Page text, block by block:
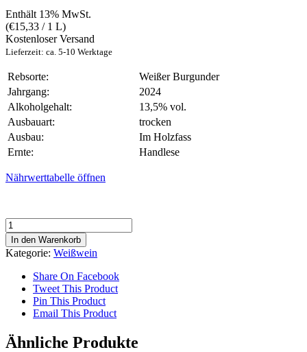
Enthält 13% MwSt.
(€15,33 / 1 L)
Kostenloser Versand
Lieferzeit: ca. 5-10 Werktage
Rebsorte:
Weißer Burgunder
Jahrgang:
2024
Alkoholgehalt:
13,5% vol.
Ausbauart:
trocken
Ausbau:
Im Holzfass
Ernte:
Handlese
Nährwerttabelle öffnen
der
Bernstein
2024
Menge
In den Warenkorb
Kategorie: Weißwein
Share On Facebook
Tweet This Product
Pin This Product
Email This Product
Ähnliche Produkte